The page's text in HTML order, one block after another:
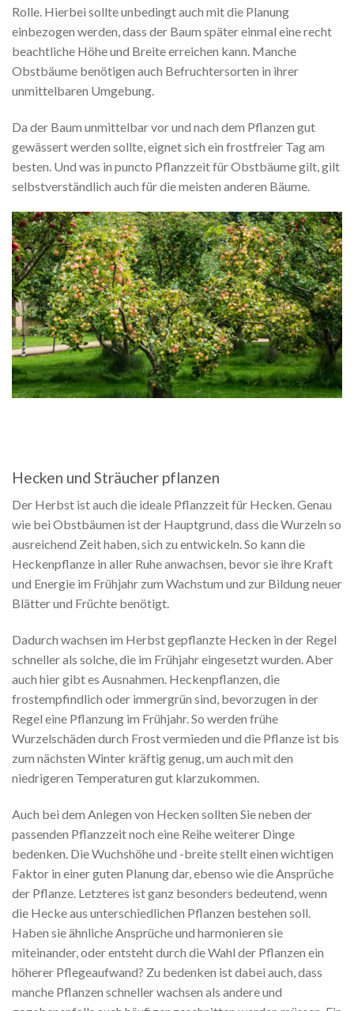
Rolle. Hierbei sollte unbedingt auch mit die Planung
einbezogen werden, dass der Baum später einmal eine recht
beachtliche Höhe und Breite erreichen kann. Manche
Obstbäume benötigen auch Befruchtersorten in ihrer
unmittelbaren Umgebung.
Da der Baum unmittelbar vor und nach dem Pflanzen gut
gewässert werden sollte, eignet sich ein frostfreier Tag am
besten. Und was in puncto Pflanzzeit für Obstbäume gilt, gilt
selbstverständlich auch für die meisten anderen Bäume.
Hecken und Sträucher pflanzen
Der Herbst ist auch die ideale Pflanzzeit für Hecken. Genau
wie bei Obstbäumen ist der Hauptgrund, dass die Wurzeln so
ausreichend Zeit haben, sich zu entwickeln. So kann die
Heckenpflanze in aller Ruhe anwachsen, bevor sie ihre Kraft
und Energie im Frühjahr zum Wachstum und zur Bildung neuer
Blätter und Früchte benötigt.
Dadurch wachsen im Herbst gepflanzte Hecken in der Regel
schneller als solche, die im Frühjahr eingesetzt wurden. Aber
auch hier gibt es Ausnahmen. Heckenpflanzen, die
frostempfindlich oder immergrün sind, bevorzugen in der
Regel eine Pflanzung im Frühjahr. So werden frühe
Wurzelschäden durch Frost vermieden und die Pflanze ist bis
zum nächsten Winter kräftig genug, um auch mit den
niedrigeren Temperaturen gut klarzukommen.
Auch bei dem Anlegen von Hecken sollten Sie neben der
passenden Pflanzzeit noch eine Reihe weiterer Dinge
bedenken. Die Wuchshöhe und -breite stellt einen wichtigen
Faktor in einer guten Planung dar, ebenso wie die Ansprüche
der Pflanze. Letzteres ist ganz besonders bedeutend, wenn
die Hecke aus unterschiedlichen Pflanzen bestehen soll.
Haben sie ähnliche Ansprüche und harmonieren sie
miteinander, oder entsteht durch die Wahl der Pflanzen ein
höherer Pflegeaufwand? Zu bedenken ist dabei auch, dass
manche Pflanzen schneller wachsen als andere und